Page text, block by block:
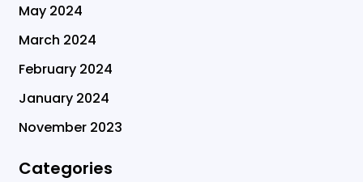
May 2024
March 2024
February 2024
January 2024
November 2023
Categories